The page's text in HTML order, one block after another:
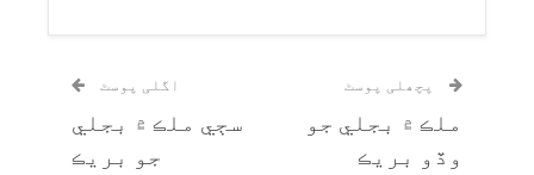
پچھلی پوسٹ
ملڪ ۾ بجلي جو
وڏو بريڪ
اگلی پوسٹ
سڄي ملڪ ۾ بجلي
جو بريڪ